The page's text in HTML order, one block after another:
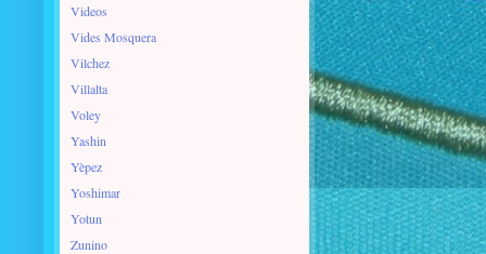
Videos
Vides Mosquera
Vilchez
Villalta
Voley
Yashin
Yèpez
Yoshimar
Yotun
Zunino